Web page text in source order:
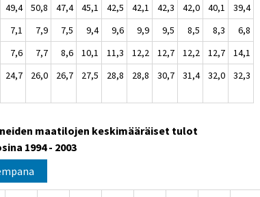
49,4 50,8 47,4 45,1 42,5 42,1 42,3 42,0 40,1
39,4
7,1 7,9 7,5 9,4 9,6 9,9 9,5 8,5 8,3
6,8
7,6 7,7 8,6 10,1 11,3 12,2 12,7 12,2 12,7
14,1
24,7 26,0 26,7 27,5 28,8 28,8 30,7 31,4 32,0 32,3
maatilojen keskimääräiset tulot
1994 - 2003